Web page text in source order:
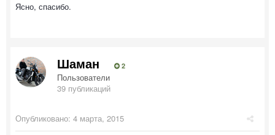
Ясно, спасибо.
Шаман 2
Пользователи
39 публикаций
Опубликовано: 4 марта, 2015